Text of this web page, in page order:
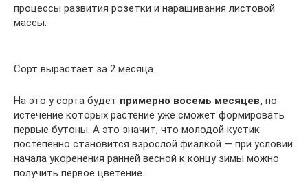
процессы развития розетки и наращивания листовой
массы.
Сорт вырастает за 2 месяца.
На это у сорта будет примерно восемь месяцев, по
истечение которых растение уже сможет формировать
первые бутоны. А это значит, что молодой кустик
постепенно становится взрослой фиалкой — при условии
начала укоренения ранней весной к концу зимы можно
получить первое цветение.